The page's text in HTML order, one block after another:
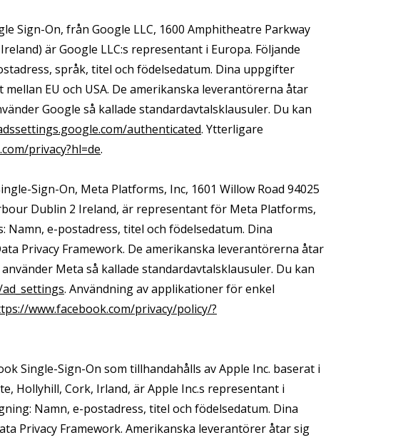
Sign-On, från Google LLC, 1600 Amphitheatre Parkway
är Google LLC:s representant i Europa. Följande
språk, titel och födelsedatum. Dina uppgifter
EU och USA. De amerikanska leverantörerna åtar
Google så kallade standardavtalsklausuler. Du kan
authenticated. Ytterligare
privacy?hl=de.
Sign-On, Meta Platforms, Inc, 1601 Willow Road 94025
Dublin 2 Ireland, är representant för Meta Platforms,
e-postadress, titel och födelsedatum. Dina
Privacy Framework. De amerikanska leverantörerna åtar
Meta så kallade standardavtalsklausuler. Du kan
. Användning av applikationer för enkel
www.facebook.com/privacy/policy/?
Single-Sign-On som tillhandahålls av Apple Inc. baserat i
Hollyhill, Cork, Irland, är Apple Inc.s representant i
Namn, e-postadress, titel och födelsedatum. Dina
Privacy Framework. Amerikanska leverantörer åtar sig